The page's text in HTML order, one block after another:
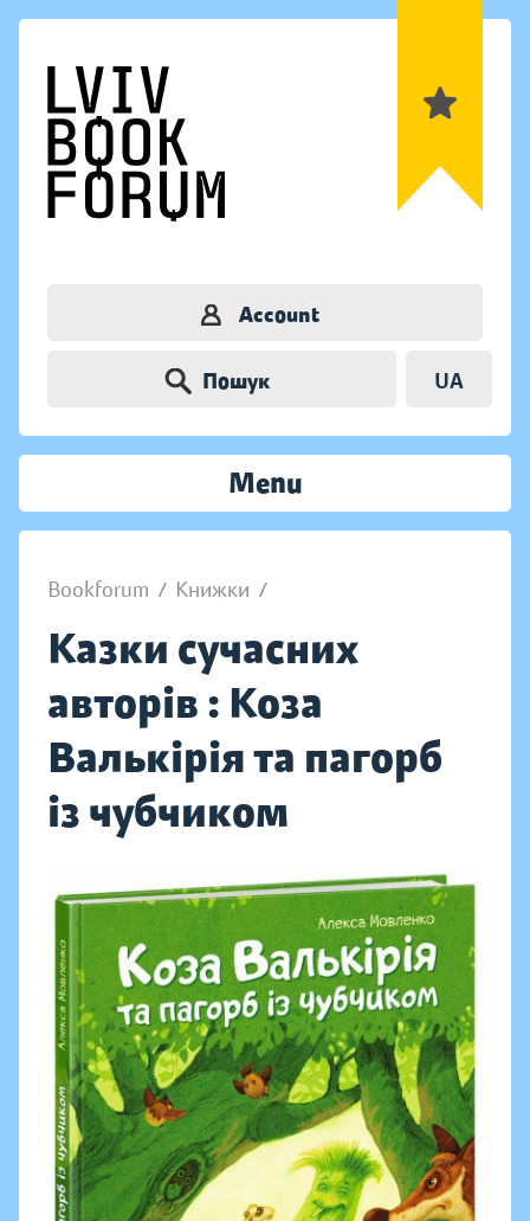
Account
Пошук UA
Menu
Bookforum / Книжки /
Казки сучасних
авторів : Коза
Валькірія та пагорб
із чубчиком